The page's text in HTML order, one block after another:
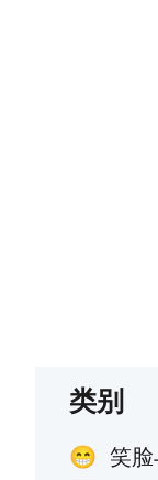
类别
😁 笑